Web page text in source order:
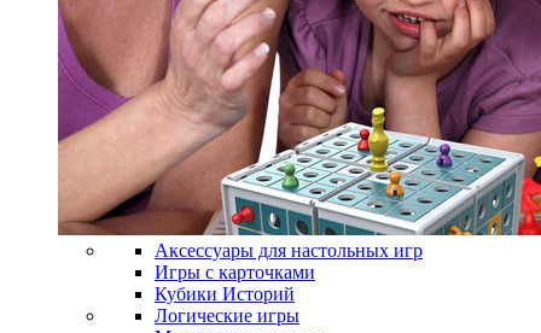
Аксессуары для настольных игр
Игры с карточками
Кубики Историй
Логические игры